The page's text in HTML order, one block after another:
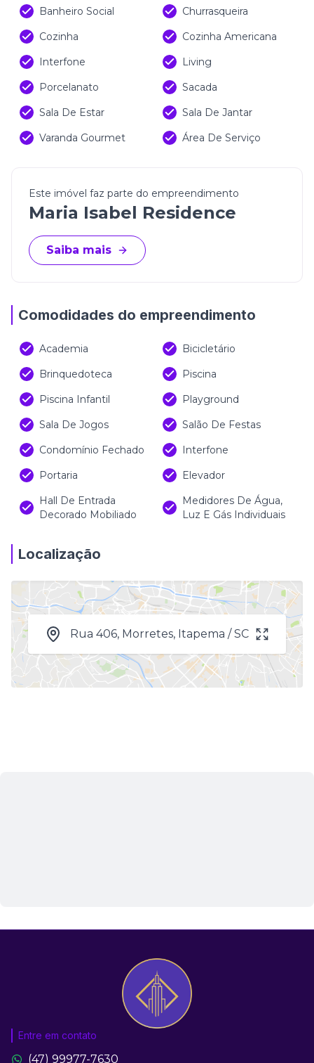
Banheiro Social
Churrasqueira
Cozinha
Cozinha Americana
Interfone
Living
Porcelanato
Sacada
Sala De Estar
Sala De Jantar
Varanda Gourmet
Área De Serviço
Este imóvel faz parte do empreendimento
Maria Isabel Residence
Saiba mais
Comodidades do empreendimento
Academia
Bicicletário
Brinquedoteca
Piscina
Piscina Infantil
Playground
Sala De Jogos
Salão De Festas
Condomínio Fechado
Interfone
Portaria
Elevador
Hall De Entrada
Decorado Mobiliado
Medidores De Água,
Luz E Gás Individuais
Localização
Rua 406, Morretes, Itapema / SC
Entre em contato
(47) 99977-7630